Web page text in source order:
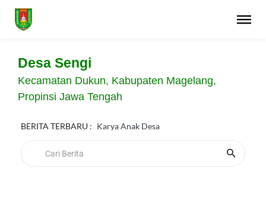
Desa Sengi
Kecamatan Dukun, Kabupaten Magelang,
Propinsi Jawa Tengah
BERITA TERBARU : Karya Anak Desa